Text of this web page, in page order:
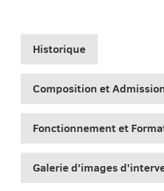
Historique
Composition et
Fonctionnement et
Galerie d'images